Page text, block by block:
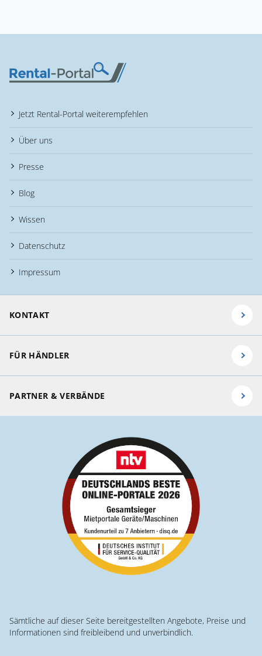
Jetzt Rental-Portal weiterempfehlen
Über uns
Presse
Blog
Wissen
Datenschutz
Impressum
KONTAKT
FÜR HÄNDLER
PARTNER & VERBÄNDE
Sämtliche auf dieser Seite bereitgestellten Angebote, Preise und
Informationen sind freibleibend und unverbindlich.